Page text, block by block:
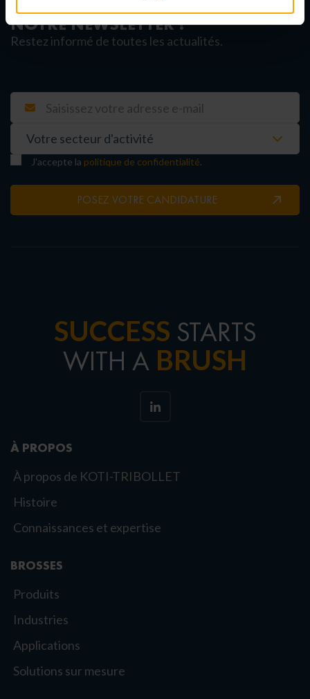
INSCRIVEZ-VOUS À
NOTRE NEWSLETTER !
Restez informé de toutes les actualités.
J'accepte la politique de confidentialité.
POSEZ VOTRE CANDIDATURE
SUCCESS STARTS
WITH A BRUSH
À PROPOS
À propos de KOTI-TRIBOLLET
Histoire
Connaissances et expertise
BROSSES
Produits
Industries
Applications
Solutions sur mesure